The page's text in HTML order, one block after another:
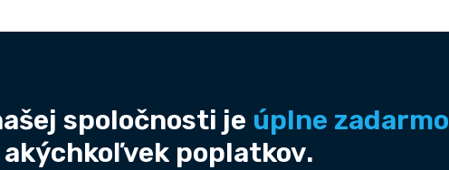
spoločnosti je úplne zadarmo
akýchkoľvek poplatkov.